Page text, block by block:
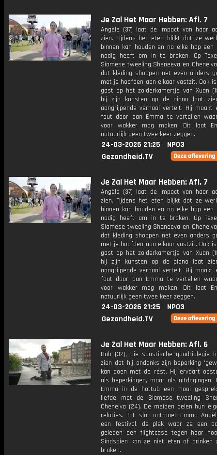
Je Zal Het Maar Hebben: Afl. 7
Angèle (37) laat de impact van haar
zien. Tijdens het eten blijkt dat ze
binnen kan houden en na elke hap een
nodig heeft om in te braken. Op
Siamese tweeling Sheneeva en
dat kleding shoppen net even anders
met je hoofden aan elkaar vastzit. Ook
gast op het zolderkamertje van Xuan
hij zijn kunsten op de piano laat
aangrijpende verhaal vertelt. Hij maakt
fout door aan Emma te vertellen
voor wakker mag maken. Dit laat
natuurlijk geen twee keer zeggen.
24-03-2026 21:25
NPO3
Gezondheid.TV
Je Zal Het Maar Hebben: Afl. 7
Angèle (37) laat de impact van haar
zien. Tijdens het eten blijkt dat ze
binnen kan houden en na elke hap een
nodig heeft om in te braken. Op
Siamese tweeling Sheneeva en
dat kleding shoppen net even anders
met je hoofden aan elkaar vastzit. Ook
gast op het zolderkamertje van Xuan
hij zijn kunsten op de piano laat
aangrijpende verhaal vertelt. Hij maakt
fout door aan Emma te vertellen
voor wakker mag maken. Dit laat
natuurlijk geen twee keer zeggen.
24-03-2026 21:25
NPO3
Gezondheid.TV
Je Zal Het Maar Hebben: Afl. 6
Bob (32), die spastische quadriplegie
zien dat hij ondanks zijn beperking
kan doen met de rest. Hij ervaart
als beperkingen, maar als uitdagingen.
Emma in de hottub een mooi
liefde met de Siamese tweeling
Chenelva (24). De meiden delen hun
relaties. Tot slot ontmoet Emma
een festival, de plek waar ze een
geleden een flightcase tegen haar
Sindsdien kan ze niet eten of drinken
braken.